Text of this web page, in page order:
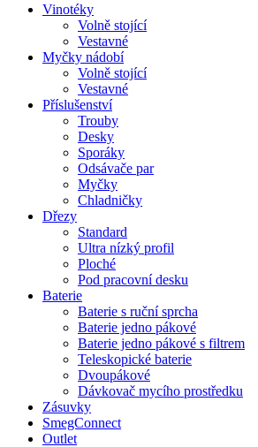
Vinotéky
Volně stojící
Vestavné
Myčky nádobí
Volně stojící
Vestavné
Příslušenství
Trouby
Desky
Sporáky
Odsávače par
Myčky
Chladničky
Dřezy
Standard
Ultra nízký profil
Ploché
Pod pracovní desku
Baterie
Baterie s ruční sprcha
Baterie jedno pákové
Baterie jedno pákové s filtrem
Teleskopické baterie
Dvoupákové
Dávkovač mycího prostředku
Zásuvky
SmegConnect
Outlet